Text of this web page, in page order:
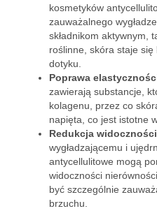
kosmetyków
zauważalnego
składnikom aktywnym,
roślinne, skóra staje się
dotyku.
Poprawa
zawierają substancje,
kolagenu, przez co
napięta, co jest istotne
Redukcja
wygładzającemu i
antycellulitowe mogą
widoczności
być szczególnie
brzuchu.